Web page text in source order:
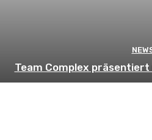
Team Complex präsentiert